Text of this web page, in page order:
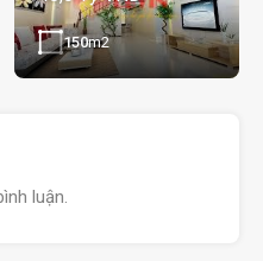
150m2
luận.